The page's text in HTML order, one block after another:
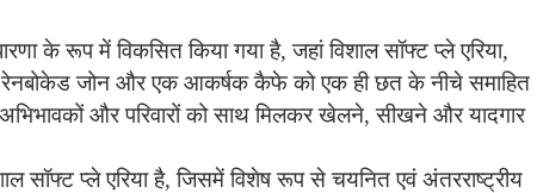
के रूप में विकसित किया गया है, जहां विशाल सॉफ्ट प्ले एरिया,
रेनबोकेड जोन और एक आकर्षक कैफे को एक ही छत के नीचे समाहित
और परिवारों को साथ मिलकर खेलने, सीखने और यादगार
सॉफ्ट प्ले एरिया है, जिसमें विशेष रूप से चयनित एवं अंतरराष्ट्रीय